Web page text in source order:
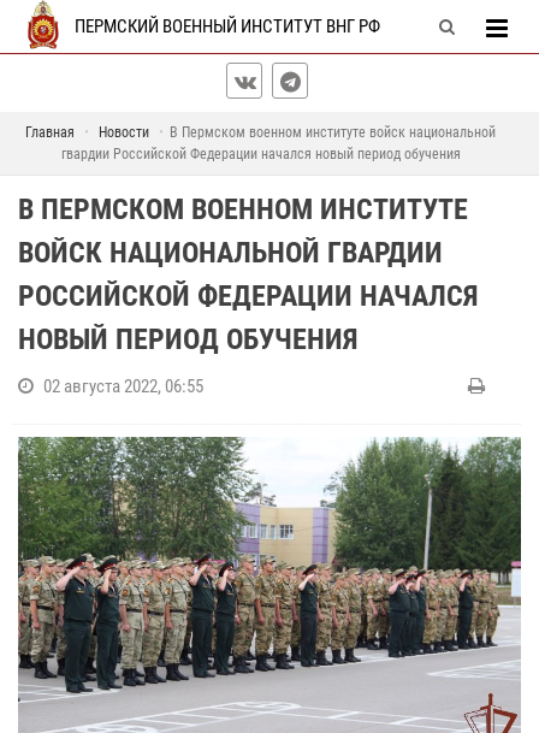
ПЕРМСКИЙ ВОЕННЫЙ ИНСТИТУТ ВНГ РФ
Главная Новости
В Пермском военном институте войск национальной
гвардии Российской Федерации начался новый период обучения
В ПЕРМСКОМ ВОЕННОМ ИНСТИТУТЕ
ВОЙСК НАЦИОНАЛЬНОЙ ГВАРДИИ
РОССИЙСКОЙ ФЕДЕРАЦИИ НАЧАЛСЯ
НОВЫЙ ПЕРИОД ОБУЧЕНИЯ
02 августа 2022, 06:55